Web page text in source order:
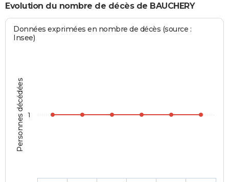
Evolution du nombre de décès de BAUCHERY
Personnes décédées
Données exprimées en nombre de décès (source :
Insee)
1